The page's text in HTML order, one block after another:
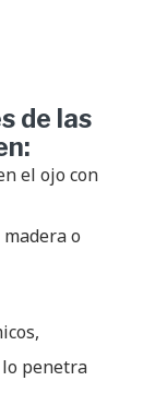
de las
el ojo con
o
penetra